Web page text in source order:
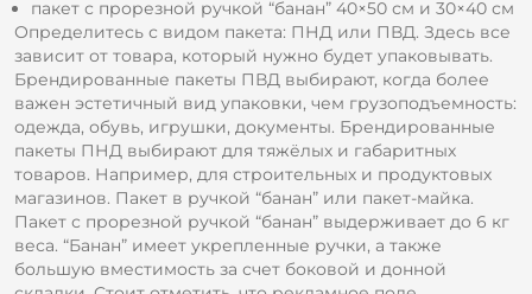
пакет с прорезной ручкой “банан” 40×50 см и 30×40 см
Определитесь с видом пакета: ПНД или ПВД. Здесь все
зависит от товара, который нужно будет упаковывать.
Брендированные пакеты ПВД выбирают, когда более
важен эстетичный вид упаковки, чем грузоподъемность:
одежда, обувь, игрушки, документы. Брендированные
пакеты ПНД выбирают для тяжёлых и габаритных
товаров. Например, для строительных и продуктовых
магазинов. Пакет в ручкой “банан” или пакет-майка.
Пакет с прорезной ручкой “банан” выдерживает до 6 кг
веса. “Банан” имеет укрепленные ручки, а также
большую вместимость за счет боковой и донной